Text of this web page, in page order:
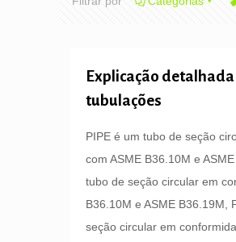
Explicação
tubulações
PIPE é um tubo de seção
com ASME B36.10M e
tubo de seção circular em
B36.10M e ASME B36.19M,
seção circular em